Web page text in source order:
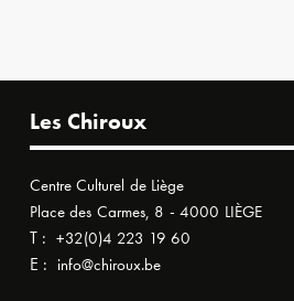
Les Chiroux
Centre Culturel de Liège
Place des Carmes, 8 - 4000 LIÈGE
T : +32(0)4 223 19 60
E : info@chiroux.be